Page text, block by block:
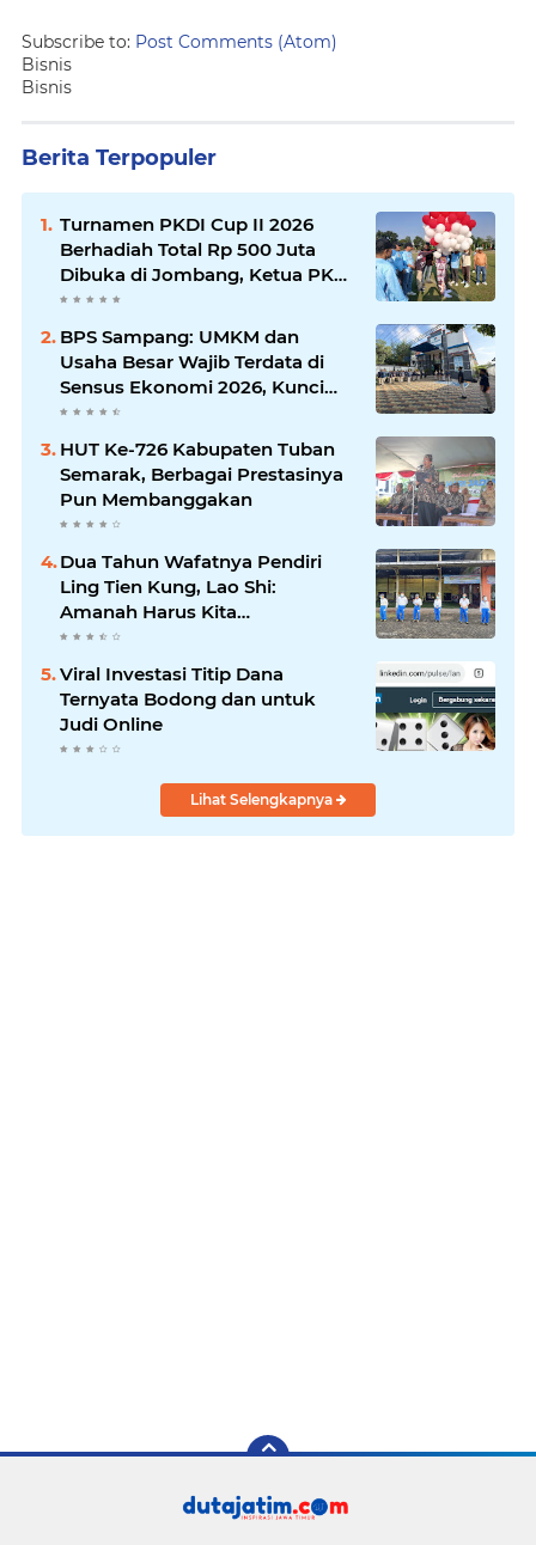
Subscribe to: Post Comments (Atom)
Bisnis
Bisnis
Berita Terpopuler
Turnamen PKDI Cup II 2026
Berhadiah Total Rp 500 Juta
Dibuka di Jombang, Ketua PKDI
Jatim Syaifullah Mahdi: Ajang
Komunikasi Antar-Kades untuk
Memajukan Desa
BPS Sampang: UMKM dan
Usaha Besar Wajib Terdata di
Sensus Ekonomi 2026, Kunci
Kebijakan Tepat Sasaran
HUT Ke-726 Kabupaten Tuban
Semarak, Berbagai Prestasinya
Pun Membanggakan
Dua Tahun Wafatnya Pendiri
Ling Tien Kung, Lao Shi:
Amanah Harus Kita
Laksanakan!
Viral Investasi Titip Dana
Ternyata Bodong dan untuk
Judi Online
Lihat Selengkapnya